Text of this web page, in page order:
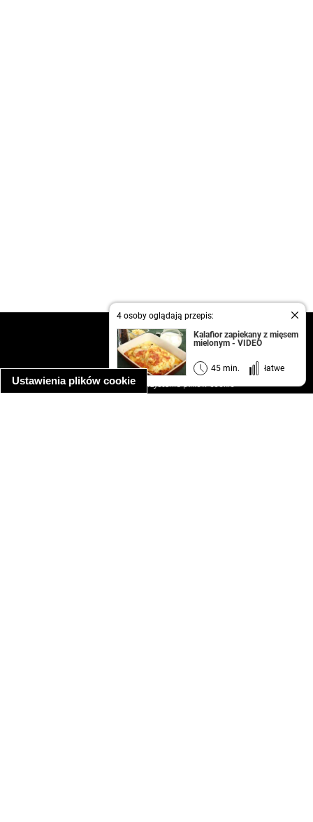
Ustawienia plików cookie
4 osoby oglądają przepis:
Kalafior zapiekany z mięsem
mielonym - VIDEO
45 min. łatwe
kontakt
regulamin
informacja o prywatności
informacja o wykorzystaniu plików cookie